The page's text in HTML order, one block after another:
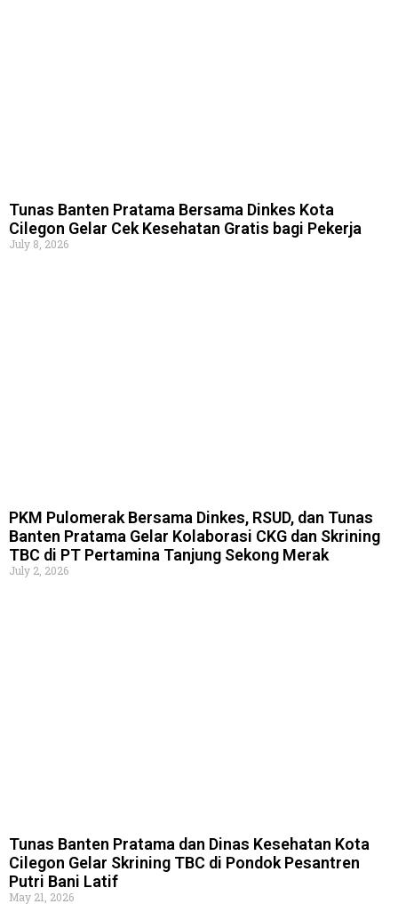
Tunas Banten Pratama Bersama Dinkes Kota
Cilegon Gelar Cek Kesehatan Gratis bagi Pekerja
July 8, 2026
PKM Pulomerak Bersama Dinkes, RSUD, dan Tunas
Banten Pratama Gelar Kolaborasi CKG dan Skrining
TBC di PT Pertamina Tanjung Sekong Merak
July 2, 2026
Tunas Banten Pratama dan Dinas Kesehatan Kota
Cilegon Gelar Skrining TBC di Pondok Pesantren
Putri Bani Latif
May 21, 2026